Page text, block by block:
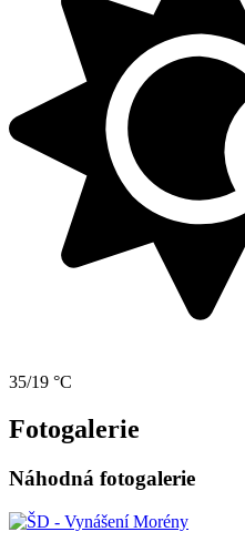
35/19 °C
Fotogalerie
Náhodná fotogalerie